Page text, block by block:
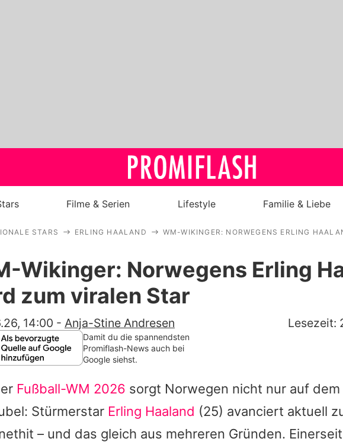
Royals
Filme & Serien
Familie & Liebe
Alle Themen auf Promiflash
Filme & Serien Lifestyle Familie & Liebe
STARS ERLING HAALAND WM-WIKINGER: NORWEGENS ERLING
Wikinger: Norwegens Erling
zum viralen Star
14:00 - Anja-Stine Andresen Lesezeit:
Damit du die spannendsten
Promiflash-News auch bei
Google siehst.
Fußball-WM 2026 sorgt Norwegen nicht nur auf dem
Stürmerstar Erling Haaland (25) avanciert aktuell
– und das gleich aus mehreren Gründen.